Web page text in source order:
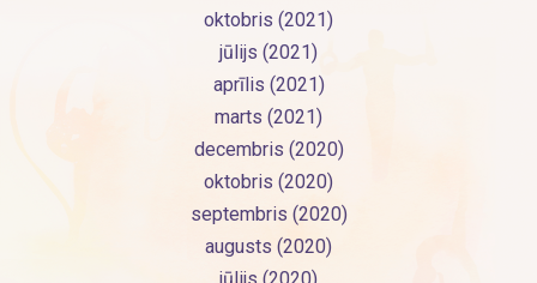
oktobris (2021)
jūlijs (2021)
aprīlis (2021)
marts (2021)
decembris (2020)
oktobris (2020)
septembris (2020)
augusts (2020)
jūlijs (2020)